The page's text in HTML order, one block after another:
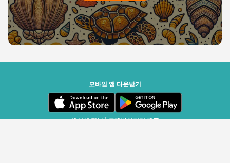
모바일 앱 다운받기
세이셸 정부 | 트래바이저리 제공